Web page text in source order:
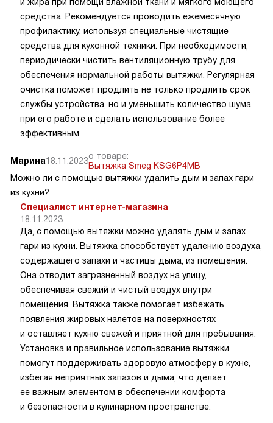
средства. Рекомендуется проводить ежемесячную
профилактику, используя специальные чистящие
средства для кухонной техники. При необходимости,
периодически чистить вентиляционную трубу для
обеспечения нормальной работы вытяжки. Регулярная
очистка поможет продлить не только продлить срок
службы устройства, но и уменьшить количество шума
при его работе и сделать использование более
эффективным.
Марина18.11.2023о товаре:
Вытяжка Smeg KSG6P4MB
Можно ли с помощью вытяжки удалить дым и запах гари
из кухни?
Специалист интернет-магазина
18.11.2023
Да, с помощью вытяжки можно удалять дым и запах
гари из кухни. Вытяжка способствует удалению воздуха,
содержащего запахи и частицы дыма, из помещения.
Она отводит загрязненный воздух на улицу,
обеспечивая свежий и чистый воздух внутри
помещения. Вытяжка также помогает избежать
появления жировых налетов на поверхностях
и оставляет кухню свежей и приятной для пребывания.
Установка и правильное использование вытяжки
помогут поддерживать здоровую атмосферу в кухне,
избегая неприятных запахов и дыма, что делает
ее важным элементом в обеспечении комфорта
и безопасности в кулинарном пространстве.